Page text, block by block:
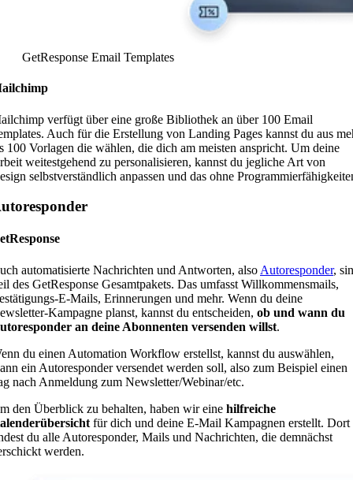
GetResponse Email Templates
verfügt über eine große Bibliothek an über 100 Email
Auch für die Erstellung von Landing Pages kannst du aus
100 Vorlagen die wählen, die dich am meisten anspricht. Um deine
weitestgehend zu personalisieren, kannst du jegliche Art von
selbstverständlich anpassen und das ohne
automatisierte Nachrichten und Antworten, also Autoresponder,
des GetResponse Gesamtpakets. Das umfasst Willkommensmails,
E-Mails, Erinnerungen und mehr. Wenn du deine
Kampagne planst, kannst du entscheiden, ob und wann du
an deine Abonnenten versenden willst.
du einen Automation Workflow erstellst, kannst du auswählen,
ein Autoresponder versendet werden soll, also zum Beispiel einen
nach Anmeldung zum Newsletter/Webinar/etc.
den Überblick zu behalten, haben wir eine hilfreiche
für dich und deine E-Mail Kampagnen erstellt. Dort
du alle Autoresponder, Mails und Nachrichten, die demnächst
werden.